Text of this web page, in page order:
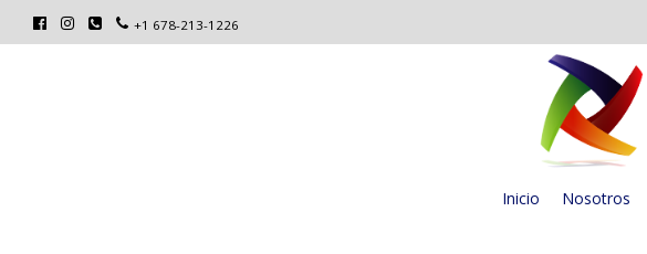
+1 678-213-1226
Inicio Nosotros